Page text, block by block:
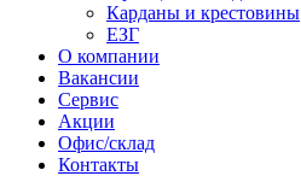
Карданы и крестовины
ЕЗГ
О компании
Вакансии
Сервис
Акции
Офис/склад
Контакты